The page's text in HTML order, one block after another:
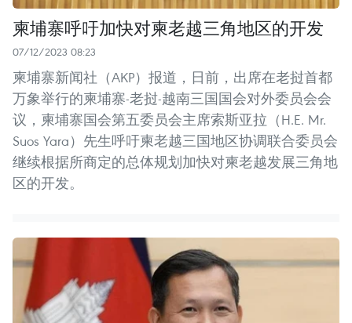
柬埔寨呼吁加快对柬老越三角地区的开发
07/12/2023 08:23
柬埔寨新闻社（AKP）报道，日前，出席在老挝首都
万象举行的柬埔寨-老挝-越南三国国会对外委员会会
议，柬埔寨国会第五委员会主席索斯亚拉（H.E. Mr.
Suos Yara）先生呼吁柬老越三国地区协调联合委员会
继续根据所商定的总体规划加快对柬老越发展三角地
区的开发。